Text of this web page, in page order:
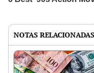
NOTAS RELACIONADAS